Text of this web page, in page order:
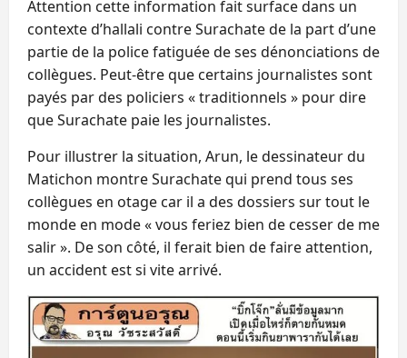
Attention cette information fait surface dans un
contexte d’hallali contre Surachate de la part d’une
partie de la police fatiguée de ses dénonciations de
collègues. Peut-être que certains journalistes sont
payés par des policiers « traditionnels » pour dire
que Surachate paie les journalistes.
Pour illustrer la situation, Arun, le dessinateur du
Matichon montre Surachate qui prend tous ses
collègues en otage car il a des dossiers sur tout le
monde en mode « vous feriez bien de cesser de me
salir ». De son côté, il ferait bien de faire attention,
un accident est si vite arrivé.